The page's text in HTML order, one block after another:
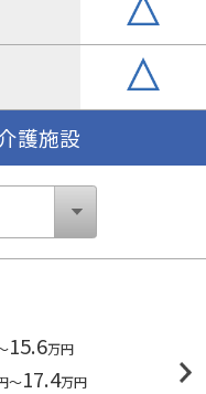
護施設
15.6万円
～17.4万円